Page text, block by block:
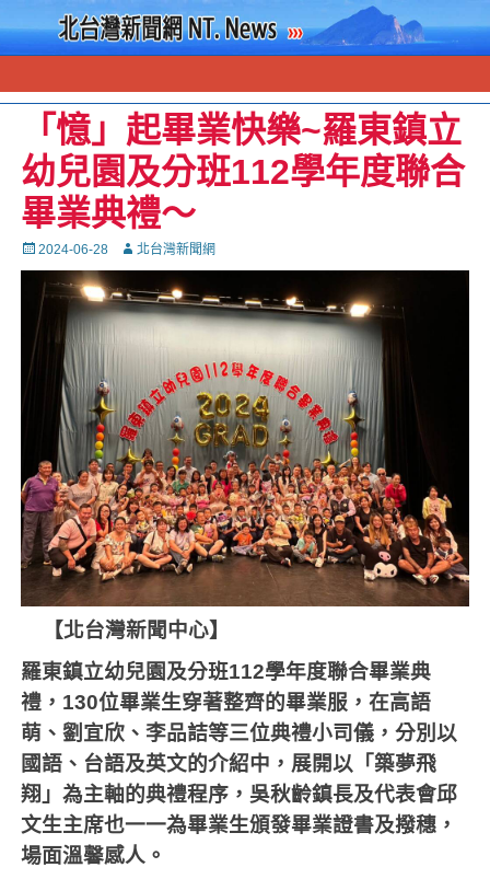
「憶」起畢業快樂~羅東鎮立
幼兒園及分班112學年度聯合
畢業典禮〜
Posted
on
2024-06-28 Autor北台灣新聞網
【北台灣新聞中心】
羅東鎮立幼兒園及分班112學年度聯合畢業典
禮， 130位畢業生穿著整齊的畢業服，在高語
萌、劉宜欣、李品詰等三位典禮小司儀，分別以
國語、台語及英文的介紹中，展開以「築夢飛
翔」為主軸的典禮程序，吳秋齡鎮長及代表會邱
文生主席也一一為畢業生頒發畢業證書及撥穗，
場面溫馨感人。